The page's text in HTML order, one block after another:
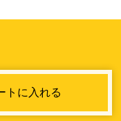
トに入れる
送信について